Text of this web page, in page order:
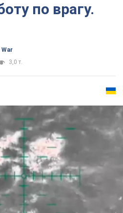
по врагу.
War
3,0 т.